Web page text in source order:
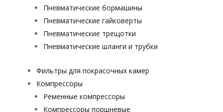
Пневматические бормашины
Пневматические гайковерты
Пневматические трещотки
Пневматические шланги и трубки
Фильтры для покрасочных камер
Компрессоры
Ременные компрессоры
Компрессоры поршневые